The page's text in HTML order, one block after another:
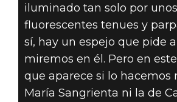
iluminado tan solo por unos
fluorescentes tenues y
sí, hay un espejo que pide
miremos en él. Pero en
que aparece si lo hacemos
María Sangrienta ni la de